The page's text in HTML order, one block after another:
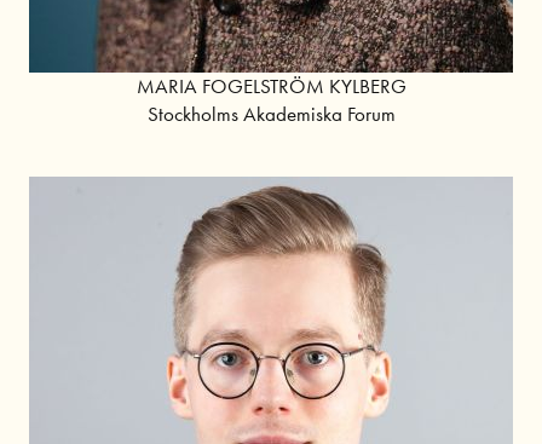
MARIA FOGELSTRÖM KYLBERG
Stockholms Akademiska Forum